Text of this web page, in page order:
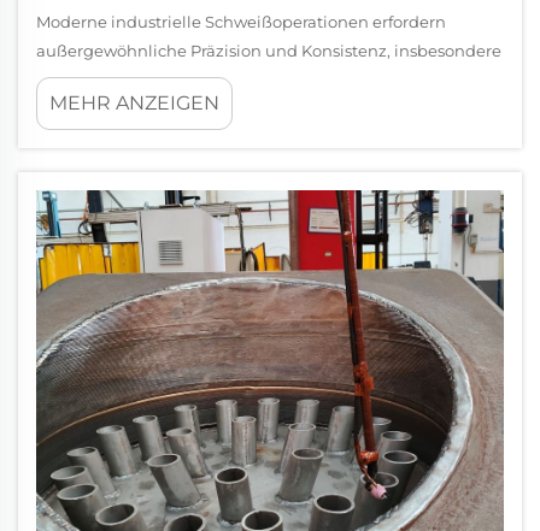
Moderne industrielle Schweißoperationen erfordern
außergewöhnliche Präzision und Konsistenz, insbesondere
bei Anwendungen mit korrosionsbeständigen Auflagen
und speziellen Rohrsystemen. Rohrumhüllungsmaschinen
MEHR ANZEIGEN